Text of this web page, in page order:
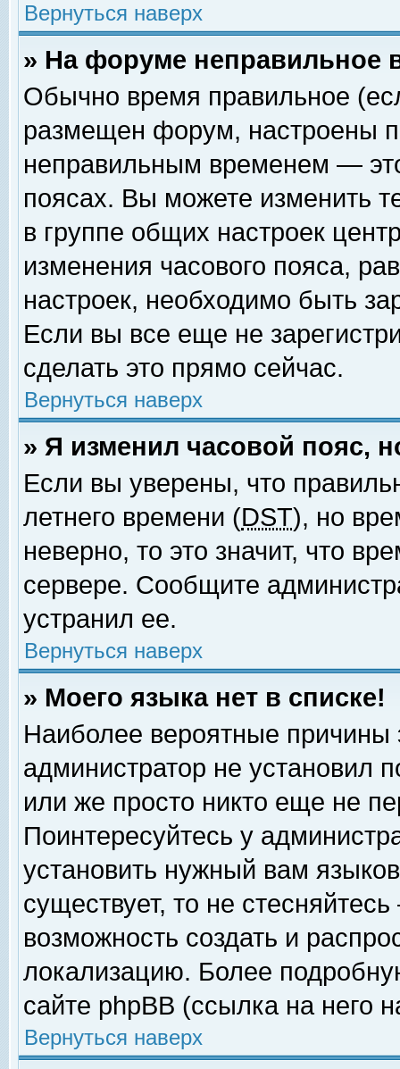
Вернуться наверх
» На форуме неправильное
Обычно время правильное
размещен форум, настроены
неправильным временем —
поясах. Вы можете изменить
в группе общих настроек
изменения часового пояса,
настроек, необходимо быть
Если вы все еще не
сделать это прямо сейчас.
Вернуться наверх
» Я изменил часовой пояс,
Если вы уверены, что
летнего времени (DST), но
неверно, то это значит, что
сервере. Сообщите
устранил ее.
Вернуться наверх
» Моего языка нет в списке!
Наиболее вероятные причины
администратор не установил
или же просто никто еще не
Поинтересуйтесь у
установить нужный вам
существует, то не
возможность создать и
локализацию. Более
сайте phpBB (ссылка на него
Вернуться наверх